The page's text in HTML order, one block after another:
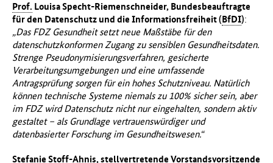
Prof. Louisa Specht-Riemenschneider, Bundesbeauftragte
für den Datenschutz und die Informationsfreiheit (BfDI):
„Das FDZ Gesundheit setzt neue Maßstäbe für den
datenschutzkonformen Zugang zu sensiblen Gesundheitsdaten.
Strenge Pseudonymisierungsverfahren, gesicherte
Verarbeitungsumgebungen und eine umfassende
Antragsprüfung sorgen für ein hohes Schutzniveau. Natürlich
können technische Systeme niemals zu 100% sicher sein, aber
im FDZ wird Datenschutz nicht nur eingehalten, sondern aktiv
gestaltet – als Grundlage vertrauenswürdiger und
datenbasierter Forschung im Gesundheitswesen.“
Stefanie Stoff-Ahnis, stellvertretende Vorstandsvorsitzende